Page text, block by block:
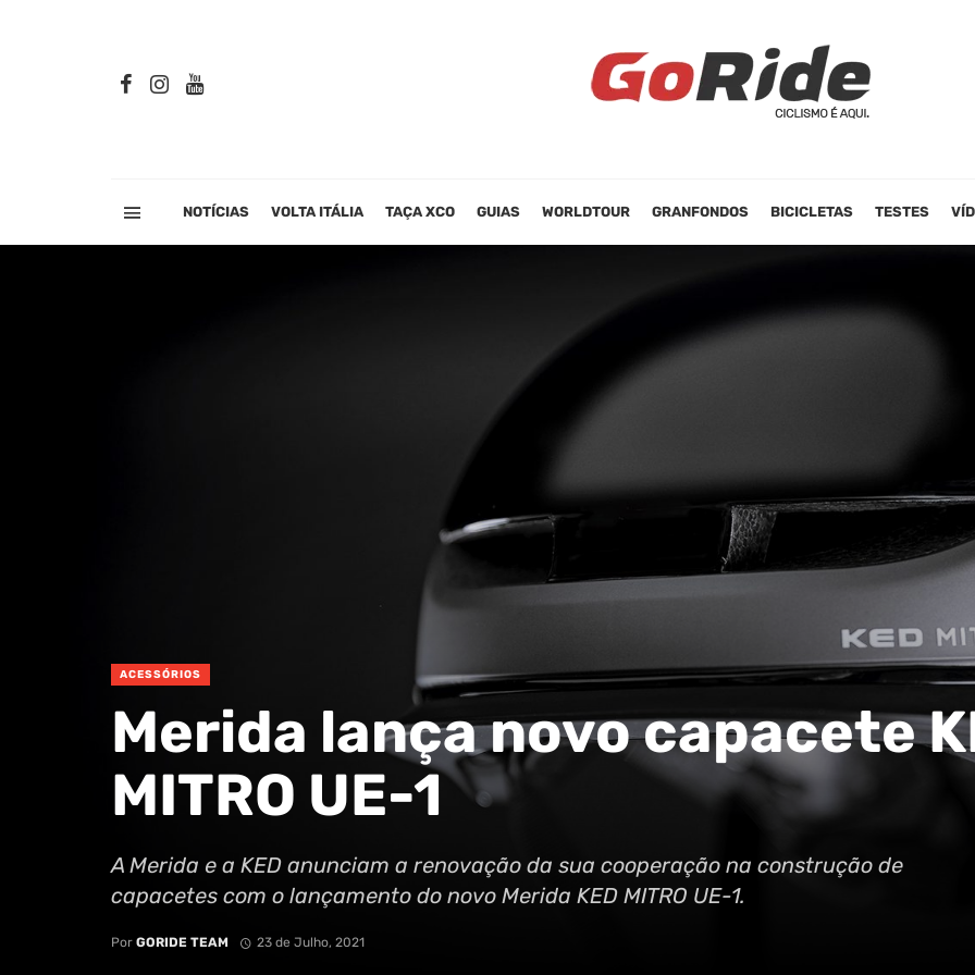
NOTÍCIAS VOLTA ITÁLIA TAÇA XCO GUIAS WORLDTOUR GRANFONDOS BICICLETAS TESTES
ACESSÓRIOS
Merida lança novo capacete
MITRO UE-1
A Merida e a KED anunciam a renovação da sua cooperação na construção de
capacetes com o lançamento do novo Merida KED MITRO UE-1.
Por GORIDE TEAM 23 de Julho, 2021